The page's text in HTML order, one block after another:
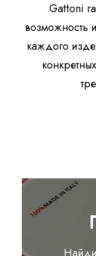
Gattoni
возможность
каждого